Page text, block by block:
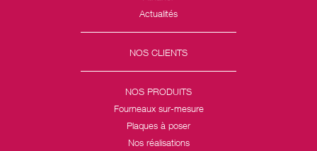
Actualités
NOS CLIENTS
NOS PRODUITS
Fourneaux sur-mesure
Plaques à poser
Nos réalisations